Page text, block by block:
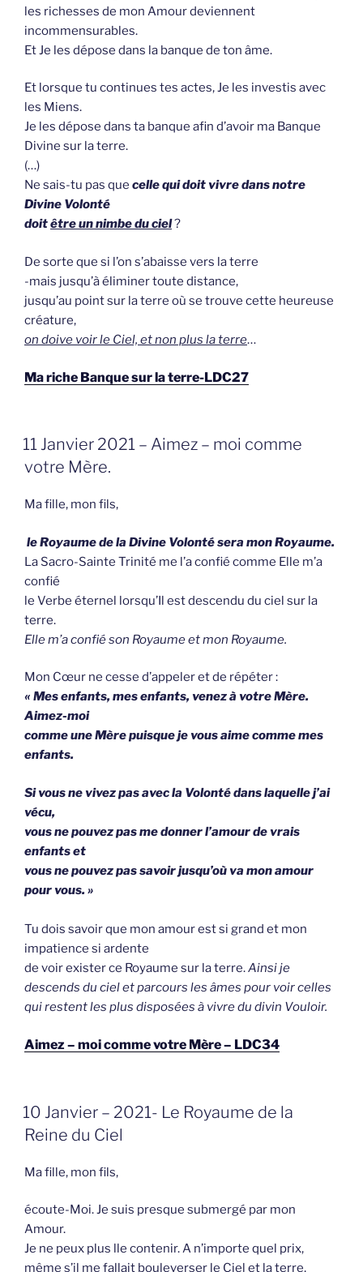
les richesses de mon Amour deviennent
incommensurables.
Et Je les dépose dans la banque de ton âme.
Et lorsque tu continues tes actes, Je les investis avec
les Miens.
Je les dépose dans ta banque afin d’avoir ma Banque
Divine sur la terre.
(…)
Ne sais-tu pas que celle qui doit vivre dans notre
Divine Volonté
doitêtre un nimbe du ciel?
De sorte que si l’on s’abaisse vers la terre
-mais jusqu’à éliminer toute distance,
jusqu’au point sur la terre où se trouve cette heureuse
créature,
on doive voir le Ciel, et non plus la terre…
Ma riche Banque sur la terre-LDC27
GEPLAATST
OP
11 Janvier 2021 – Aimez – moi comme
votre Mère.
Ma fille, mon fils,
le Royaume de la Divine Volonté sera mon Royaume.
La Sacro-Sainte Trinité me l’a confié comme Elle m’a
confié
le Verbe éternel lorsqu’Il est descendu du ciel sur la
terre.
Elle m’a confié son Royaume et mon Royaume.
Mon Cœur ne cesse d’appeler et de répéter :
« Mes enfants, mes enfants, venez à votre Mère.
Aimez-moi
comme une Mère puisque je vous aime comme mes
enfants.
Si vous ne vivez pas avec la Volonté dans laquelle j’ai
vécu,
vous ne pouvez pas me donner l’amour de vrais
enfants et
vous ne pouvez pas savoir jusqu’où va mon amour
pour vous. »
Tu dois savoir que mon amour est si grand et mon
impatience si ardente
de voir exister ce Royaume sur la terre.Ainsi je
descends du ciel et parcours les âmes pour voir celles
qui restent les plus disposées à vivre du divin Vouloir.
Aimez – moi comme votre Mère – LDC34
GEPLAATST
OP
10 Janvier – 2021- Le Royaume de la
Reine du Ciel
Ma fille, mon fils,
écoute-Moi. Je suis presque submergé par mon
Amour.
Je ne peux plus lle contenir. A n’importe quel prix,
même s’il me fallait bouleverser le Ciel et la terre,